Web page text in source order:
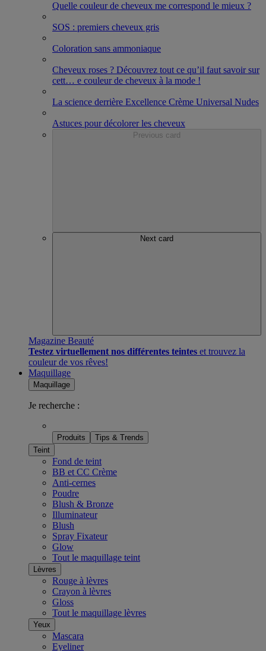
Quelle couleur de cheveux me correspond le mieux ?
SOS : premiers cheveux gris
Coloration sans ammoniaque
Cheveux roses ? Découvrez tout ce qu’il faut savoir sur
cett… e couleur de cheveux à la mode !
La science derrière Excellence Crème Universal Nudes
Astuces pour décolorer les cheveux
Previous card
Next card
Magazine Beauté
Testez virtuellement nos différentes teintes et trouvez la
couleur de vos rêves!
Maquillage
Maquillage
Je recherche :
Produits
Tips & Trends
Teint
Fond de teint
BB et CC Crème
Anti-cernes
Poudre
Blush & Bronze
Illuminateur
Blush
Spray Fixateur
Glow
Tout le maquillage teint
Lèvres
Rouge à lèvres
Crayon à lèvres
Gloss
Tout le maquillage lèvres
Yeux
Mascara
Eyeliner